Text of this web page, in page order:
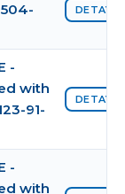
504-
DETAYI
-
with
91-
DETAYI
-
with